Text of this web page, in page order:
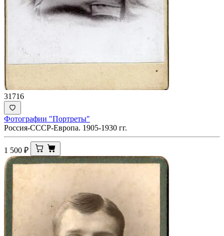
31716
Фотографии "Портреты"
Россия-СССР-Европа. 1905-1930 гг.
1 500 ₽